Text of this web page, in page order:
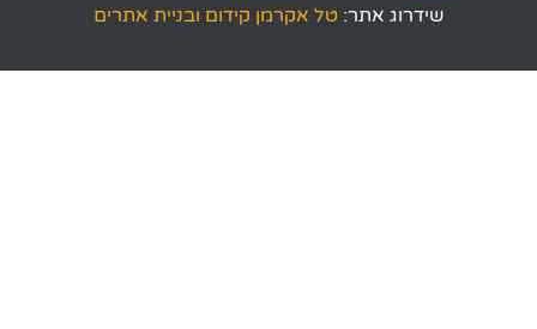
שידרוג אתר: טל אקרמן קידום ובניית אתרים